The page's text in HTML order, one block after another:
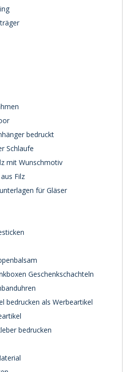
bedruckt
Schlaufe
mit Wunschmotiv
Filz
für Gläser
Geschenkschachteln
bedrucken als Werbeartikel
bedrucken